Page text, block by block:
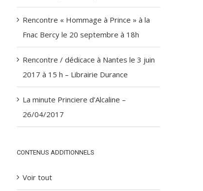
Rencontre « Hommage à Prince » à la
Fnac Bercy le 20 septembre à 18h
Rencontre / dédicace à Nantes le 3 juin
2017 à 15 h – Librairie Durance
La minute Princiere d’Alcaline –
26/04/2017
CONTENUS ADDITIONNELS
Voir tout